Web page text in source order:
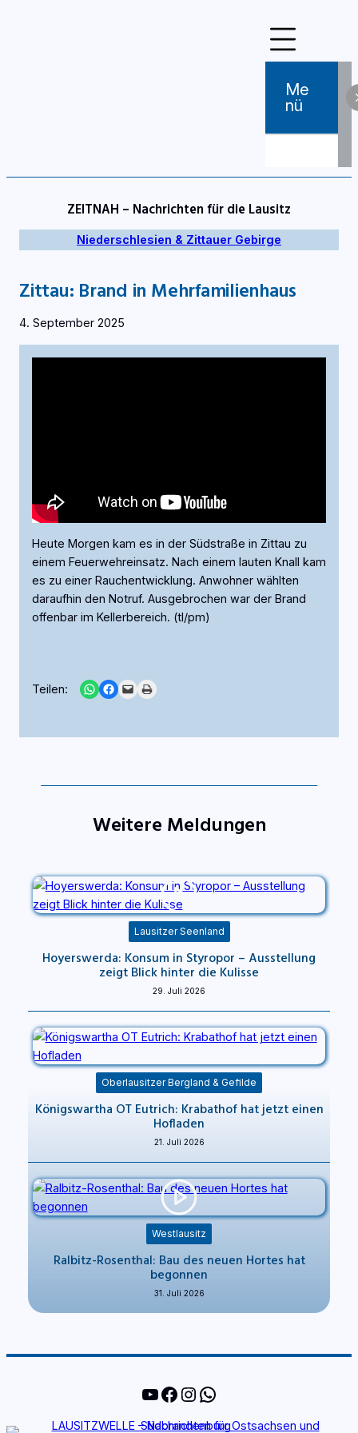
Me
Nü
ZEITNAH – Nachrichten für die Lausitz
Niederschlesien & Zittauer Gebirge
Zittau: Brand in Mehrfamilienhaus
4. September 2025
Heute Morgen kam es in der Südstraße in Zittau zu
einem Feuerwehreinsatz. Nach einem lauten Knall kam
es zu einer Rauchentwicklung. Anwohner wählten
daraufhin den Notruf. Ausgebrochen war der Brand
offenbar im Kellerbereich. (tl/pm)
Teilen: Share on WhatsApp
Share on Facebook
Email this PagePrint this Page
Weitere Meldungen
Lausitzer Seenland
Hoyerswerda: Konsum in Styropor – Ausstellung
zeigt Blick hinter die Kulisse
29. Juli 2026
Oberlausitzer Bergland & Gefilde
Königswartha OT Eutrich: Krabathof hat jetzt einen
Hofladen
21. Juli 2026
Westlausitz
Ralbitz-Rosenthal: Bau des neuen Hortes hat
begonnen
31. Juli 2026
YouTube
Facebook
Instagram
WhatsApp